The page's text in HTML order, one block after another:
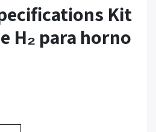
Kit
H₂ para horno